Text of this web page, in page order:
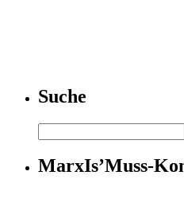
Suche
nach:
MarxIs’Muss-